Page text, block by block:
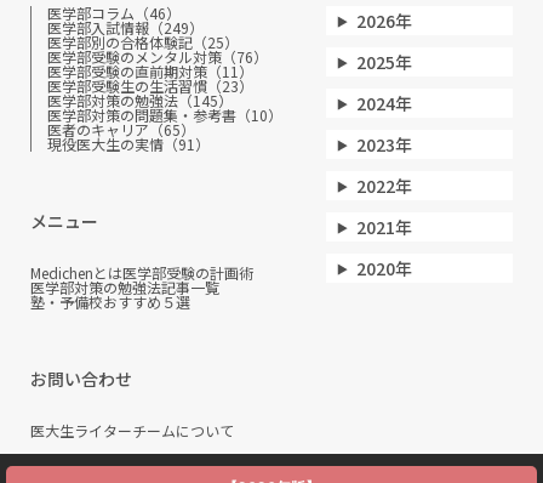
医学部コラム（46）
医学部入試情報（249）
医学部別の合格体験記（25）
医学部受験のメンタル対策（76）
医学部受験の直前期対策（11）
医学部受験生の生活習慣（23）
医学部対策の勉強法（145）
医学部対策の問題集・参考書（10）
医者のキャリア（65）
現役医大生の実情（91）
メニュー
Medichenとは医学部受験の計画術
医学部対策の勉強法記事一覧
塾・予備校おすすめ５選
お問い合わせ
医大生ライターチームについて
2026年
2025年
2024年
2023年
2022年
2021年
2020年